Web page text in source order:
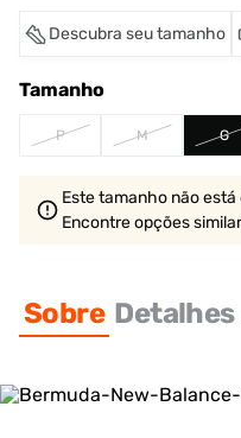
Descubra seu tamanho
Tamanho
P M G
Este tamanho não
Encontre opções
Sobre Detalhes